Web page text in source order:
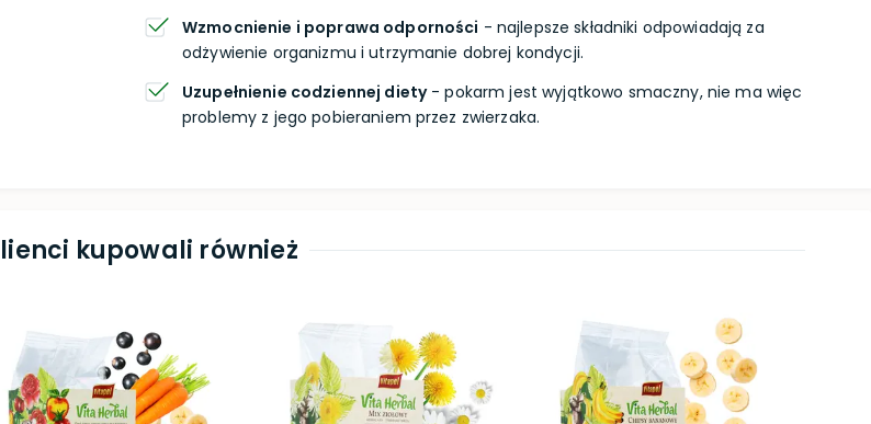
Wzmocnienie i poprawa odporności - najlepsze składniki odpowiadają za
odżywienie organizmu i utrzymanie dobrej kondycji.
Uzupełnienie codziennej diety- pokarm jest wyjątkowo smaczny, nie ma więc
problemy z jego pobieraniem przez zwierzaka.
kupowali również